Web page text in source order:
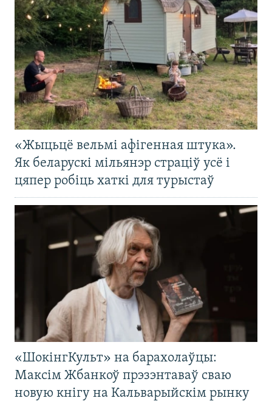
«Жыцьцё вельмі афігенная штука».
Як беларускі мільянэр страціў усё і
цяпер робіць хаткі для турыстаў
«ШокінгКульт» на барахолаўцы:
Максім Жбанкоў прэзэнтаваў сваю
новую кнігу на Кальварыйскім рынку